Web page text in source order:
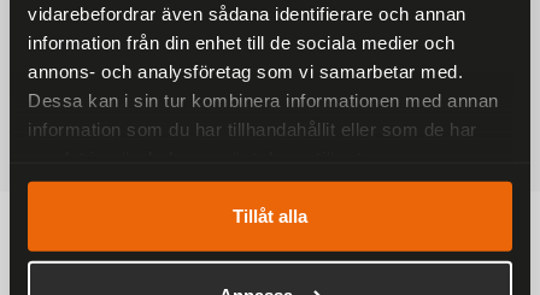
vidarebefordrar även sådana identifierare och annan
information från din enhet till de sociala medier och
annons- och analysföretag som vi samarbetar med.
Dessa kan i sin tur kombinera informationen med annan
information som du har tillhandahållit eller som de har
Tillåt alla
1-3 DAGAR LEVERANS
Inom Sverige med DHL
SÄKRA BETALNINGAR
Betalkort, Klarna eller Swish